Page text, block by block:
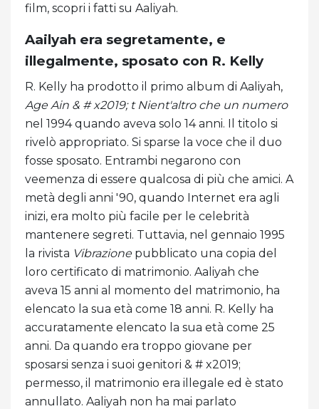
film, scopri i fatti su Aaliyah.
Aailyah era segretamente, e
illegalmente, sposato con R. Kelly
R. Kelly ha prodotto il primo album di Aaliyah,
Age Ain & # x2019; t Nient'altro che un numero
nel 1994 quando aveva solo 14 anni. Il titolo si
rivelò appropriato. Si sparse la voce che il duo
fosse sposato. Entrambi negarono con
veemenza di essere qualcosa di più che amici. A
metà degli anni '90, quando Internet era agli
inizi, era molto più facile per le celebrità
mantenere segreti. Tuttavia, nel gennaio 1995
la rivista Vibrazionepubblicato una copia del
loro certificato di matrimonio. Aaliyah che
aveva 15 anni al momento del matrimonio, ha
elencato la sua età come 18 anni. R. Kelly ha
accuratamente elencato la sua età come 25
anni. Da quando era troppo giovane per
sposarsi senza i suoi genitori & # x2019;
permesso, il matrimonio era illegale ed è stato
annullato. Aaliyah non ha mai parlato